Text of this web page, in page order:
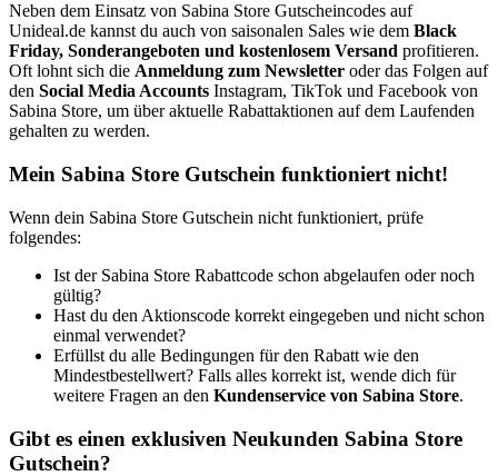
Neben dem Einsatz von Sabina Store Gutscheincodes auf
Unideal.de kannst du auch von saisonalen Sales wie dem Black
Friday, Sonderangeboten und kostenlosem Versand profitieren.
Oft lohnt sich die Anmeldung zum Newsletter oder das Folgen auf
den Social Media Accounts Instagram, TikTok und Facebook von
Sabina Store, um über aktuelle Rabattaktionen auf dem Laufenden
gehalten zu werden.
Mein Sabina Store Gutschein funktioniert nicht!
Wenn dein Sabina Store Gutschein nicht funktioniert, prüfe
folgendes:
Ist der Sabina Store Rabattcode schon abgelaufen oder noch
gültig?
Hast du den Aktionscode korrekt eingegeben und nicht schon
einmal verwendet?
Erfüllst du alle Bedingungen für den Rabatt wie den
Mindestbestellwert? Falls alles korrekt ist, wende dich für
weitere Fragen an den Kundenservice von Sabina Store.
Gibt es einen exklusiven Neukunden Sabina Store
Gutschein?